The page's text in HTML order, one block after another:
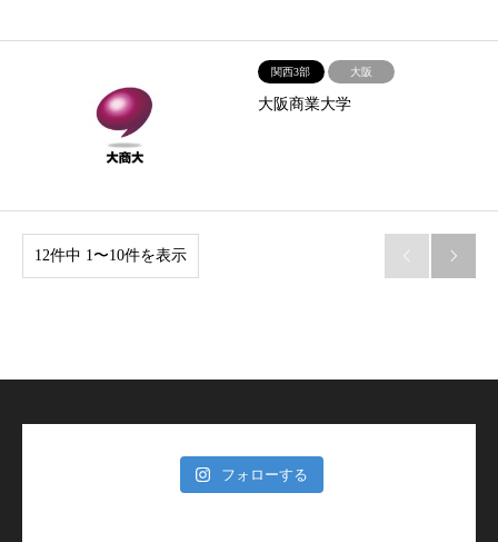
関西3部 大阪
大阪商業大学
12件中 1〜10件を表示  
フォローする